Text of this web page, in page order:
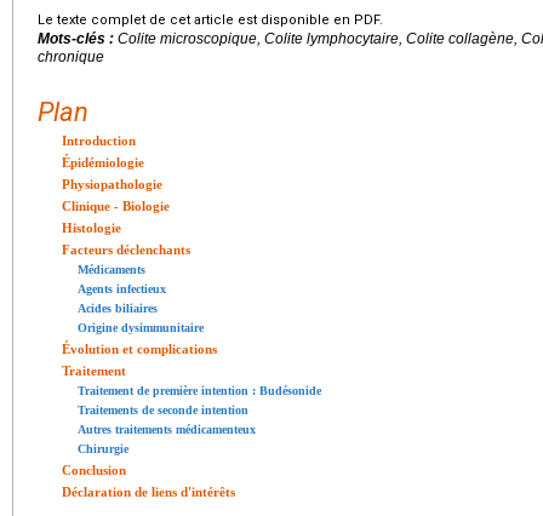
Le texte complet de cet article est disponible en PDF.
Mots-clés : Colite microscopique, Colite lymphocytaire, Colite collagène,
chronique
Plan
Introduction
Épidémiologie
Physiopathologie
Clinique - Biologie
Histologie
Facteurs déclenchants
Médicaments
Agents infectieux
Acides biliaires
Origine dysimmunitaire
Évolution et complications
Traitement
Traitement de première intention : Budésonide
Traitements de seconde intention
Autres traitements médicamenteux
Chirurgie
Conclusion
Déclaration de liens d'intérêts